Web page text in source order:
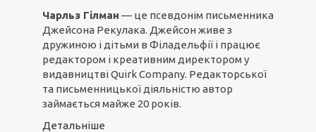
Чарльз Гілман — це псевдонім письменника
Джейсона Рекулака. Джейсон живе з
дружиною і дітьми в Філадельфії і працює
редактором і креативним директором у
видавництві Quirk Company. Редакторської
та письменницької діяльністю автор
займається майже 20 років.
Детальніше